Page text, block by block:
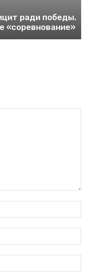
ради победы.
«соревнование»